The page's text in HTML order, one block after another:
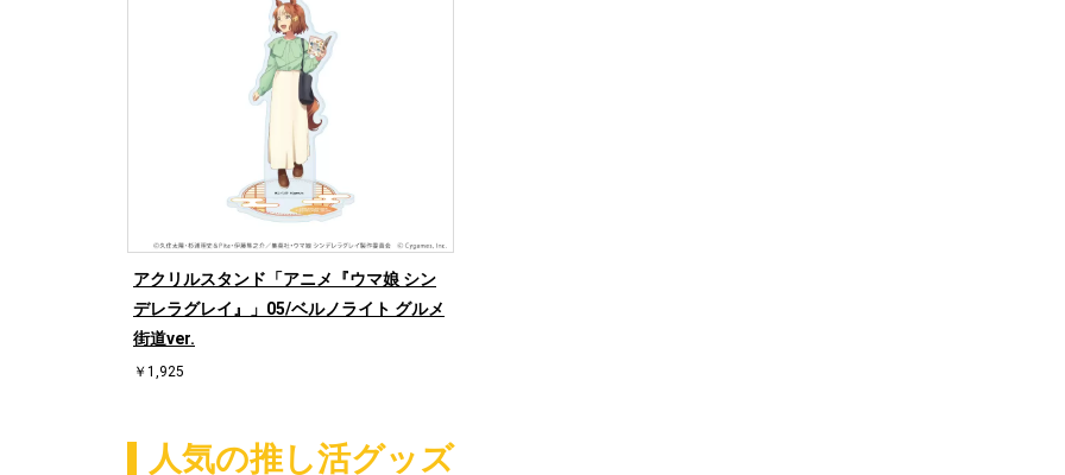
アクリルスタンド「アニメ『ウマ娘 シン
デレラグレイ』」05/ベルノライト グルメ
街道ver.
￥1,925
人気の推し活グッズ